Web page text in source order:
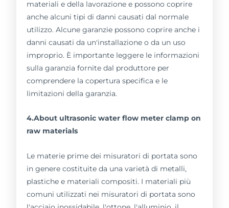
materiali e della lavorazione e possono coprire
anche alcuni tipi di danni causati dal normale
utilizzo. Alcune garanzie possono coprire anche i
danni causati da un'installazione o da un uso
improprio. È importante leggere le informazioni
sulla garanzia fornite dal produttore per
comprendere la copertura specifica e le
limitazioni della garanzia.
4.About ultrasonic water flow meter clamp on
raw materials
Le materie prime dei misuratori di portata sono
in genere costituite da una varietà di metalli,
plastiche e materiali compositi. I materiali più
comuni utilizzati nei misuratori di portata sono